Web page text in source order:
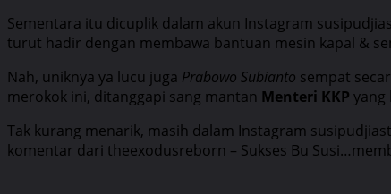
Sementara itu dicuplik dalam akun Instagram
turut hadir dengan membawa bantuan mesin kapal &
Nah, uniknya ya lucu juga Prabowo Subianto sempat
merokok ini, ditanggapi sang mantan Menteri KKP yang
Tak kurang menarik, masih dalam Instagram
komentar dari theexodusreborn – Sukses Bu